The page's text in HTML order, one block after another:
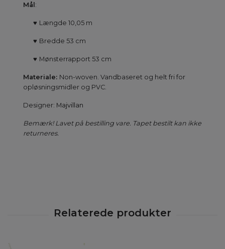
Mål:
♥ Længde 10,05 m
♥ Bredde 53 cm
♥ Mønsterrapport 53 cm
Materiale: Non-woven. Vandbaseret og helt fri for
opløsningsmidler og PVC.
Designer: Majvillan
Bemærk! Lavet på bestilling vare. Tapet bestilt kan ikke
returneres.